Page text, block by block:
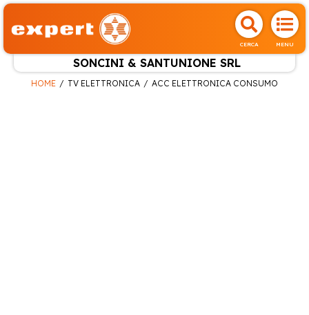
CERCA MENU
SONCINI & SANTUNIONE SRL
HOME TV ELETTRONICA ACC ELETTRONICA CONSUMO